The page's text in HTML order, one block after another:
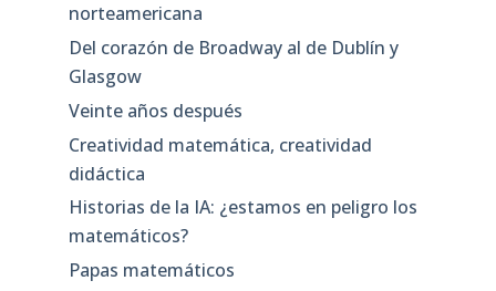
norteamericana
Del corazón de Broadway al de Dublín y
Glasgow
Veinte años después
Creatividad matemática, creatividad
didáctica
Historias de la IA: ¿estamos en peligro los
matemáticos?
Papas matemáticos